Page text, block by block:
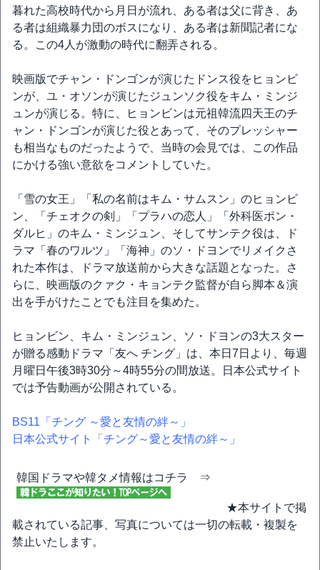
暮れた高校時代から月日が流れ、ある者は父に背き、あ
る者は組織暴力団のボスになり、ある者は新聞記者にな
る。この4人が激動の時代に翻弄される。
映画版でチャン・ドンゴンが演じたドンス役をヒョンビ
ンが、ユ・オソンが演じたジュンソク役をキム・ミンジ
ュンが演じる。特に、ヒョンビンは元祖韓流四天王のチ
ャン・ドンゴンが演じた役とあって、そのプレッシャー
も相当なものだったようで、当時の会見では、この作品
にかける強い意欲をコメントしていた。
「雪の女王」「私の名前はキム・サムスン」のヒョンビ
ン、「チェオクの剣」「プラハの恋人」「外科医ポン・
ダルヒ」のキム・ミンジュン、そしてサンテク役は、ド
ラマ「春のワルツ」「海神」のソ・ドヨンでリメイクさ
れた本作は、ドラマ放送前から大きな話題となった。さ
らに、映画版のクァク・キョンテク監督が自ら脚本＆演
出を手がけたことでも注目を集めた。
ヒョンビン、キム・ミンジュン、ソ・ドヨンの3大スター
が贈る感動ドラマ「友へ チング」は、本日7日より、毎週
月曜日午後3時30分～4時55分の間放送。日本公式サイト
では予告動画が公開されている。
BS11「チング ～愛と友情の絆～」
日本公式サイト「チング～愛と友情の絆～」
韓国ドラマや韓タメ情報はコチラ ⇒
★本サイトで掲
載されている記事、写真については一切の転載・複製を
禁止いたします。